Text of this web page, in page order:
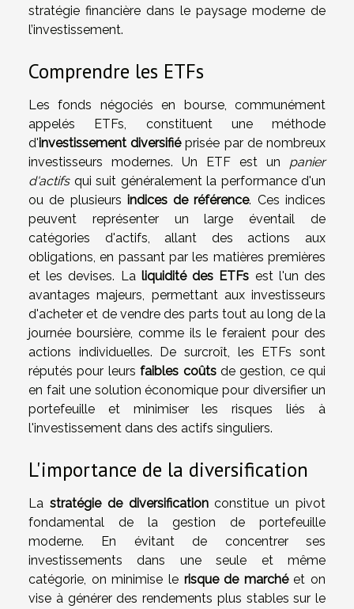
stratégie financière dans le paysage moderne de
l’investissement.
Comprendre les ETFs
Les fonds négociés en bourse, communément
appelés ETFs, constituent une méthode
d'investissement diversifiéprisée par de nombreux
investisseurs modernes. Un ETF est un panier
d'actifsqui suit généralement la performance d'un
ou de plusieurs indices de référence. Ces indices
peuvent représenter un large éventail de
catégories d'actifs, allant des actions aux
obligations, en passant par les matières premières
et les devises. La liquidité des ETFs est l'un des
avantages majeurs, permettant aux investisseurs
d'acheter et de vendre des parts tout au long de la
journée boursière, comme ils le feraient pour des
actions individuelles. De surcroît, les ETFs sont
réputés pour leursfaibles coûtsde gestion, ce qui
en fait une solution économique pour diversifier un
portefeuille et minimiser les risques liés à
l'investissement dans des actifs singuliers.
L'importance de la diversification
La stratégie de diversificationconstitue un pivot
fondamental de la gestion de portefeuille
moderne. En évitant de concentrer ses
investissements dans une seule et même
catégorie, on minimise le risque de marchéet on
vise à générer des rendements plus stables sur le